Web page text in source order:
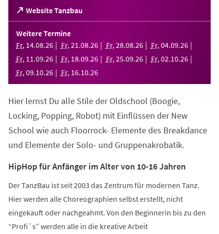
Website Tanzbau
(Öffnet
in
einem
neuen
Tab)
Weitere Termine
Fr, 14.08.26 Fr, 21 .08.26 Fr, 28.08.26 Fr, 04.09.26
Fr, 11 .09.26 Fr, 18.09.26 Fr, 25.09.26 Fr, 02.10.26
Fr, 09.10.26 Fr, 16.10.26
Hier lernst Du alle Stile der Oldschool (Boogie,
Locking, Popping, Robot) mit Einflüssen der New
School wie auch Floorrock- Elemente des Breakdance
und Elemente der Solo- und Gruppenakrobatik.
HipHop für Anfänger im Alter von 10-16 Jahren
Der TanzBau ist seit 2003 das Zentrum für modernen Tanz.
Hier werden alle Choreographien selbst erstellt, nicht
eingekauft oder nachgeahmt. Von den Beginnerin bis zu den
“Profi´s” werden alle in die kreative Arbeit